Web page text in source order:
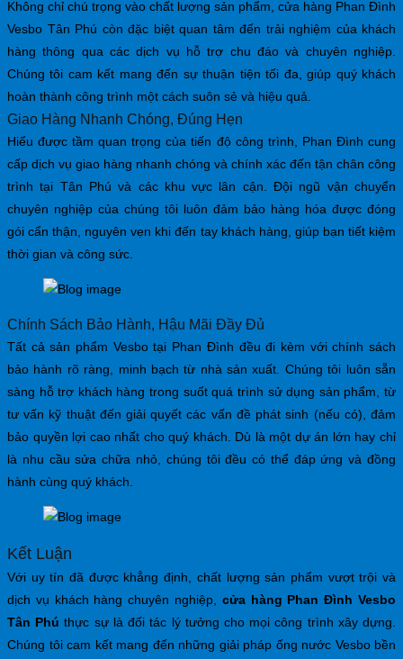
Không chỉ chú trọng vào chất lượng sản phẩm, cửa hàng Phan Đình
Vesbo Tân Phú còn đặc biệt quan tâm đến trải nghiệm của khách
hàng thông qua các dịch vụ hỗ trợ chu đáo và chuyên nghiệp.
Chúng tôi cam kết mang đến sự thuận tiện tối đa, giúp quý khách
hoàn thành công trình một cách suôn sẻ và hiệu quả.
Giao Hàng Nhanh Chóng, Đúng Hẹn
Hiểu được tầm quan trọng của tiến độ công trình, Phan Đình cung
cấp dịch vụ giao hàng nhanh chóng và chính xác đến tận chân công
trình tại Tân Phú và các khu vực lân cận. Đội ngũ vận chuyển
chuyên nghiệp của chúng tôi luôn đảm bảo hàng hóa được đóng
gói cẩn thận, nguyên vẹn khi đến tay khách hàng, giúp bạn tiết kiệm
thời gian và công sức.
Chính Sách Bảo Hành, Hậu Mãi Đầy Đủ
Tất cả sản phẩm Vesbo tại Phan Đình đều đi kèm với chính sách
bảo hành rõ ràng, minh bạch từ nhà sản xuất. Chúng tôi luôn sẵn
sàng hỗ trợ khách hàng trong suốt quá trình sử dụng sản phẩm, từ
tư vấn kỹ thuật đến giải quyết các vấn đề phát sinh (nếu có), đảm
bảo quyền lợi cao nhất cho quý khách. Dù là một dự án lớn hay chỉ
là nhu cầu sửa chữa nhỏ, chúng tôi đều có thể đáp ứng và đồng
hành cùng quý khách.
Kết Luận
Với uy tín đã được khẳng định, chất lượng sản phẩm vượt trội và
dịch vụ khách hàng chuyên nghiệp, cửa hàng Phan Đình Vesbo
Tân Phú thực sự là đối tác lý tưởng cho mọi công trình xây dựng.
Chúng tôi cam kết mang đến những giải pháp ống nước Vesbo bền